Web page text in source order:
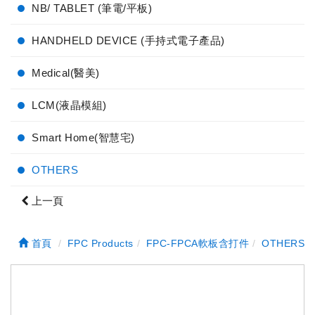
NB/ TABLET (筆電/平板)
HANDHELD DEVICE (手持式電子產品)
Medical(醫美)
LCM(液晶模組)
Smart Home(智慧宅)
OTHERS
上一頁
首頁 FPC Products FPC-FPCA軟板含打件 OTHERS